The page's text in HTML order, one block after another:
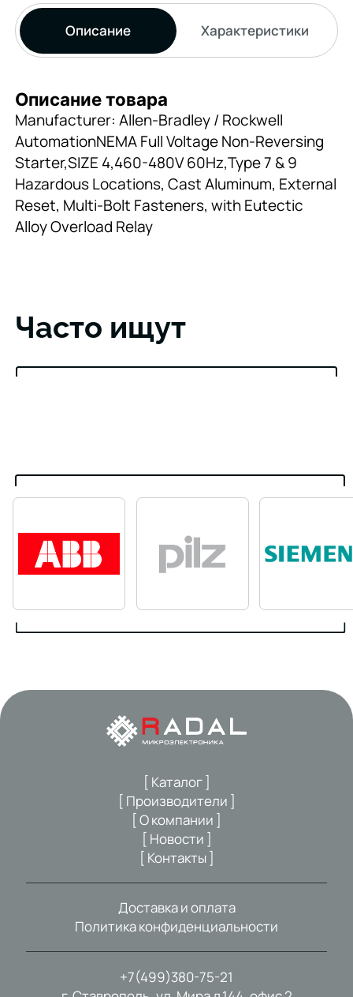
Описание Характеристики
Описание товара
Manufacturer: Allen-Bradley / Rockwell
AutomationNEMA Full Voltage Non-Reversing
Starter,SIZE 4,460-480V 60Hz,Type 7 & 9
Hazardous Locations, Cast Aluminum, External
Reset, Multi-Bolt Fasteners, with Eutectic
Alloy Overload Relay
Часто ищут
+7(499)380-75-21
[ Каталог ]
[ Производители ]
[ О компании ]
[ Новости ]
[ Контакты ]
Доставка и оплата
Политика конфиденциальности